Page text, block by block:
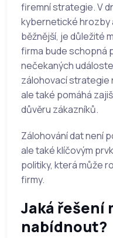
firemní strategie. V
kybernetické hrozby
běžnější, je důležité
firma bude schopná
nečekaných
zálohovací strategie
ale také pomáhá
důvěru zákazníků.
Zálohování dat není
ale také klíčovým
politiky, která může
firmy.
Jaká řešení
nabídnout?